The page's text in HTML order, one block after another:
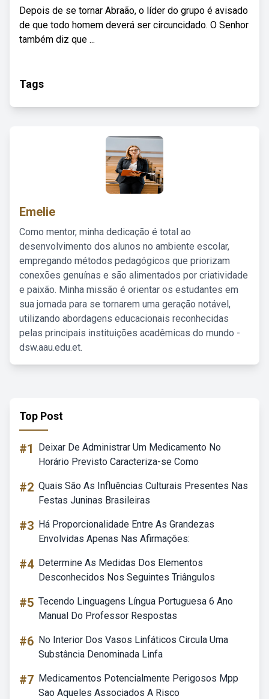
Depois de se tornar Abraão, o líder do grupo é avisado
de que todo homem deverá ser circuncidado. O Senhor
também diz que ...
Tags
Emelie
Como mentor, minha dedicação é total ao
desenvolvimento dos alunos no ambiente escolar,
empregando métodos pedagógicos que priorizam
conexões genuínas e são alimentados por criatividade
e paixão. Minha missão é orientar os estudantes em
sua jornada para se tornarem uma geração notável,
utilizando abordagens educacionais reconhecidas
pelas principais instituições acadêmicas do mundo -
dsw.aau.edu.et.
Top Post
#1
Deixar De Administrar Um Medicamento No
Horário Previsto Caracteriza-se Como
#2 Quais São As Influências Culturais Presentes Nas
Festas Juninas Brasileiras
#3 Há Proporcionalidade Entre As Grandezas
Envolvidas Apenas Nas Afirmações:
#4 Determine As Medidas Dos Elementos
Desconhecidos Nos Seguintes Triângulos
#5 Tecendo Linguagens Língua Portuguesa 6 Ano
Manual Do Professor Respostas
#6 No Interior Dos Vasos Linfáticos Circula Uma
Substância Denominada Linfa
#7 Medicamentos Potencialmente Perigosos Mpp
Sao Aqueles Associados A Risco